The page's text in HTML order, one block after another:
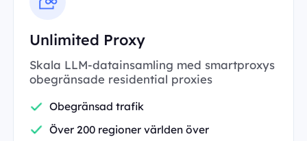
Unlimited Proxy
Skala LLM-datainsamling med smartproxys
obegränsade residential proxies
Obegränsad trafik
Över 200 regioner världen över